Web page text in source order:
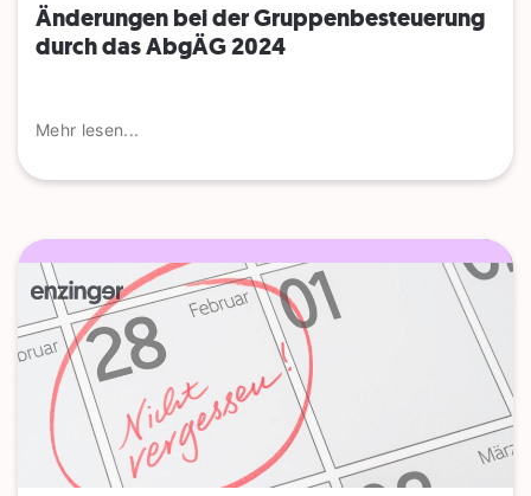
Änderungen bei der Gruppenbesteuerung
durch das AbgÄG 2024
Mehr lesen...